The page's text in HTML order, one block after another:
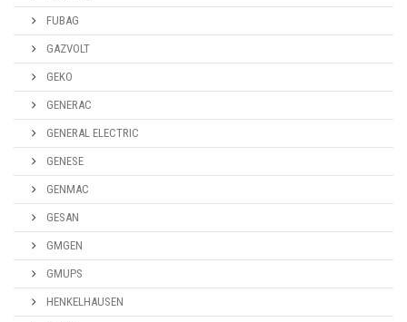
FUBAG
GAZVOLT
GEKO
GENERAC
GENERAL ELECTRIC
GENESE
GENMAC
GESAN
GMGEN
GMUPS
HENKELHAUSEN